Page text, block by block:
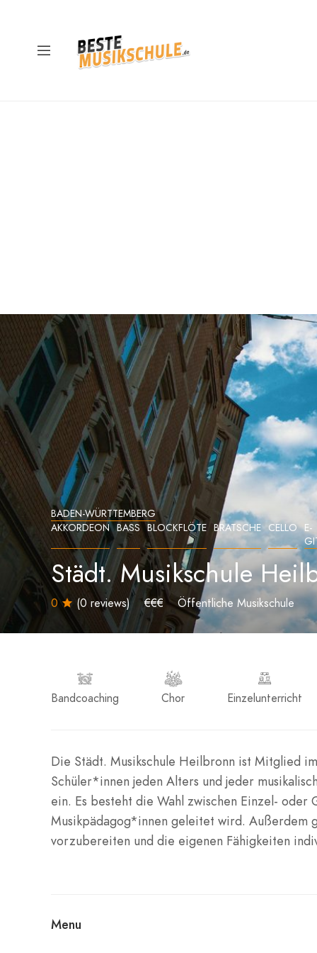
BADEN-WÜRTTEMBERG
AKKORDEON BASS BLOCKFLÖTE BRATSCHE CELLO E-
Städt. Musikschule
0 (0 reviews) €€€ Öffentliche Musikschule
Bandcoaching Chor Einzelunterricht
Die Städt. Musikschule Heilbronn ist Mitglied
Schüler*innen jeden Alters und jeder
ein. Es besteht die Wahl zwischen Einzel-
Musikpädagog*innen geleitet wird. Außerdem
vorzubereiten und die eigenen Fähigkeiten
Menu